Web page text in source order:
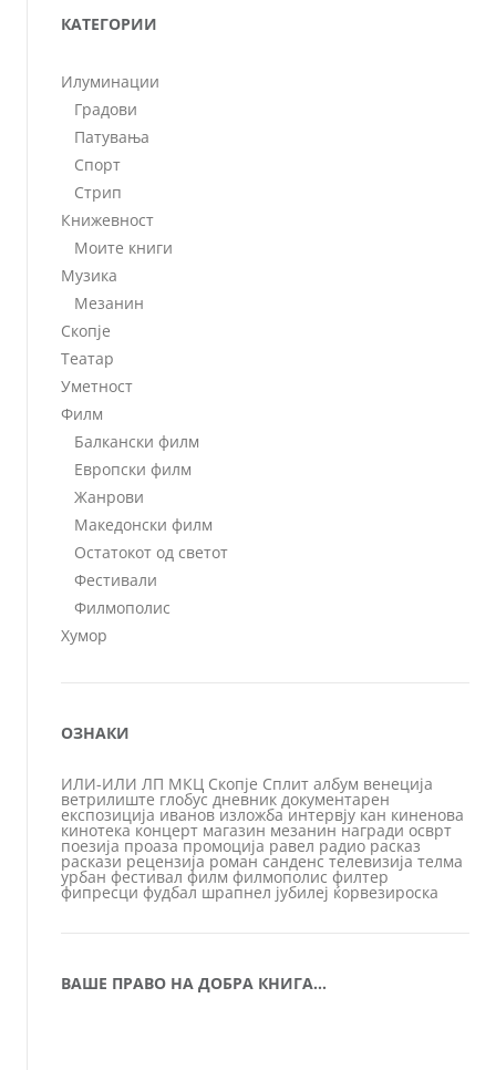
КАТЕГОРИИ
Илуминации
Градови
Патувања
Спорт
Стрип
Книжевност
Моите книги
Музика
Мезанин
Скопје
Театар
Уметност
Филм
Балкански филм
Европски филм
Жанрови
Македонски филм
Остатокот од светот
Фестивали
Филмополис
Хумор
ОЗНАКИ
ИЛИ-ИЛИ ЛП МКЦ Скопје Сплит албум венеција
ветрилиште глобус дневник документарен
експозиција иванов изложба интервју кан киненова
кинотека концерт магазин мезанин награди осврт
поезија проаза промоција равел радио расказ
раскази рецензија роман санденс телевизија телма
урбан фестивал филм филмополис филтер
фипресци фудбал шрапнел јубилеј ќорвезироска
ВАШЕ ПРАВО НА ДОБРА КНИГА…